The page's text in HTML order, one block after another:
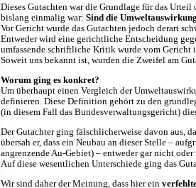
Dieses Gutachten war die Grundlage für das
bislang einmalig war: Sind die
Vor Gericht wurde das Gutachten jedoch derart
Entweder wird eine gerichtliche Entscheidung
umfassende schriftliche Kritik wurde vom Gericht
Soweit uns bekannt ist, wurden die Zweifel am
Worum ging es konkret?
Um überhaupt einen Vergleich der
definieren. Diese Definition gehört zu den
(in diesem Fall das Bundesverwaltungsgericht)
Der Gutachter ging fälschlicherweise davon aus,
übersah er, dass ein Neubau an dieser Stelle –
angrenzende Au-Gebiet) – entweder gar nicht
Auf diese wesentlichen Unterschiede ging das
Wir sind daher der Meinung, dass hier ein